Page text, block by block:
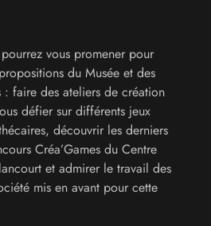
vous promener pour
du Musée et des
: faire des ateliers de création
défier sur différents jeux
découvrir les derniers
Créa’Games du Centre
et admirer le travail des
mis en avant pour cette